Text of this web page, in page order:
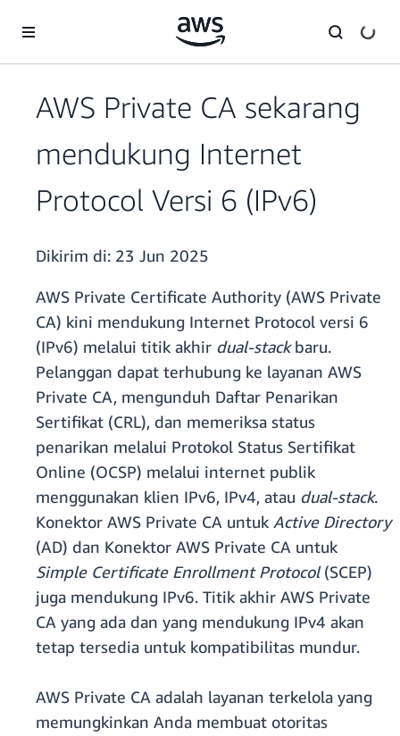
AWS Private CA sekarang
mendukung Internet
Protocol Versi 6 (IPv6)
Dikirim di: 23 Jun 2025
AWS Private Certificate Authority (AWS Private
CA) kini mendukung Internet Protocol versi 6
(IPv6) melalui titik akhir dual-stackbaru.
Pelanggan dapat terhubung ke layanan AWS
Private CA, mengunduh Daftar Penarikan
Sertifikat (CRL), dan memeriksa status
penarikan melalui Protokol Status Sertifikat
Online (OCSP) melalui internet publik
menggunakan klien IPv6, IPv4, atau dual-stack.
Konektor AWS Private CA untuk Active Directory
(AD) dan Konektor AWS Private CA untuk
Simple Certificate Enrollment Protocol(SCEP)
juga mendukung IPv6. Titik akhir AWS Private
CA yang ada dan yang mendukung IPv4 akan
tetap tersedia untuk kompatibilitas mundur.
AWS Private CA adalah layanan terkelola yang
memungkinkan Anda membuat otoritas